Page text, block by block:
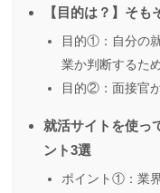
【目的は？】そ
目的①：自分の
業か判断するた
目的②：面接官
就活サイトを使っ
ント3選
ポイント①：業